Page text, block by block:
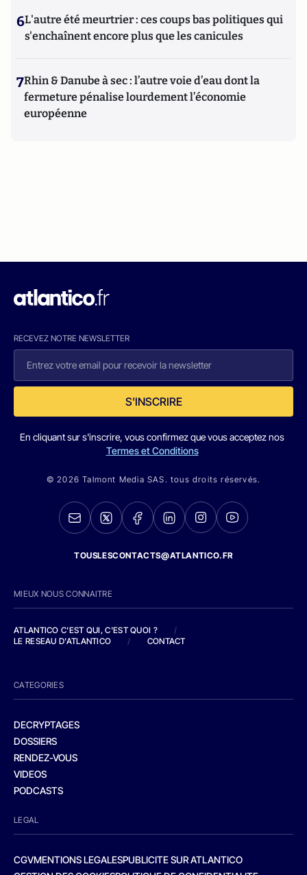
6L'autre été meurtrier : ces coups bas politiques qui
s'enchaînent encore plus que les canicules
7Rhin & Danube à sec : l’autre voie d’eau dont la
fermeture pénalise lourdement l’économie
européenne
RECEVEZ NOTRE NEWSLETTER
S'INSCRIRE
En cliquant sur s'inscrire, vous confirmez que vous acceptez nos
Termes et Conditions
© 2026 Talmont Media SAS. tous droits réservés.
TOUSLESCONTACTS@ATLANTICO.FR
MIEUX NOUS CONNAITRE
ATLANTICO C'EST QUI, C'EST QUOI ?
/
LE RESEAU D'ATLANTICO
/ CONTACT
CATEGORIES
DECRYPTAGES
DOSSIERS
RENDEZ-VOUS
VIDEOS
PODCASTS
LEGAL
CGVMENTIONS LEGALESPUBLICITE SUR ATLANTICO